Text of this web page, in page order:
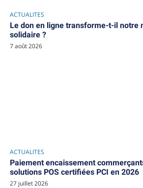
ACTUALITES
Le don en ligne transforme-t-il notre
solidaire ?
7 août 2026
ACTUALITES
Paiement encaissement
solutions POS certifiées PCI en 2026
27 juillet 2026